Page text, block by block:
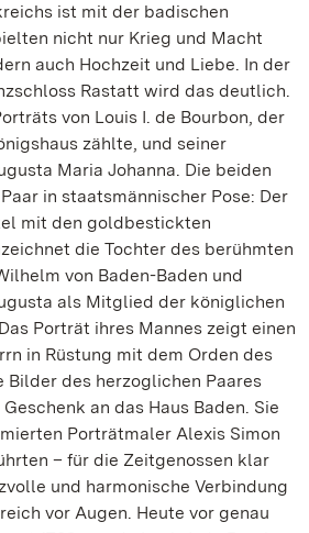
ist mit der badischen
nicht nur Krieg und Macht
auch Hochzeit und Liebe. In der
Rastatt wird das deutlich.
von Louis I. de Bourbon, der
zählte, und seiner
Maria Johanna. Die beiden
in staatsmännischer Pose: Der
mit den goldbestickten
die Tochter des berühmten
von Baden-Baden und
als Mitglied der königlichen
Porträt ihres Mannes zeigt einen
in Rüstung mit dem Orden des
Bilder des herzoglichen Paares
an das Haus Baden. Sie
Porträtmaler Alexis Simon
– für die Zeitgenossen klar
und harmonische Verbindung
vor Augen. Heute vor genau